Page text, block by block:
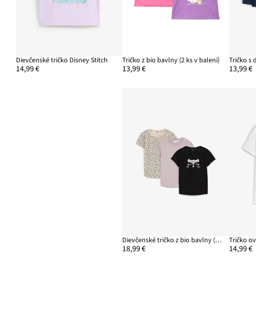
Dievčenské tričko Disney Stitch
14,99 €
Tričko z bio bavlny (2 ks v balení)
13,99 € 13,99 €
Dievčenské tričko z bio bavlny (3 ks v balení)
18,99 € 14,99 €